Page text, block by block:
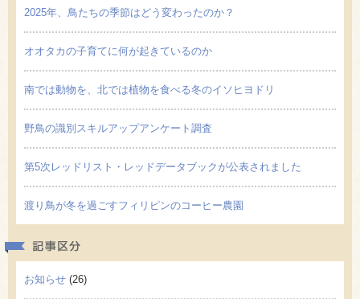
2025年、鳥たちの季節はどう変わったのか？
オオタカの子育てに何が起きているのか
南では動物を、北では植物を食べる冬のイソヒヨドリ
野鳥の識別スキルアップアンケート調査
第5次レッドリスト・レッドデータブックが公表されました
渡り鳥が冬を過ごすフィリピンのコーヒー農園
お知らせ (26)